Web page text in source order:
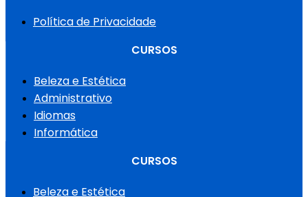
Política de Privacidade
CURSOS
Beleza e Estética
Administrativo
Idiomas
Informática
CURSOS
Beleza e Estética